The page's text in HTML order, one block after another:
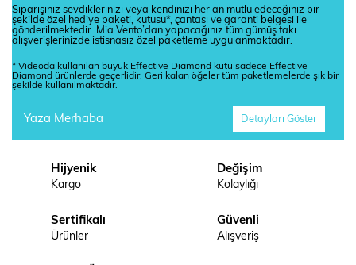
Siparişiniz sevdiklerinizi veya kendinizi her an mutlu edeceğiniz bir
şekilde özel hediye paketi, kutusu*, çantası ve garanti belgesi ile
gönderilmektedir. Mia Vento’dan yapacağınız tüm gümüş takı
alışverişlerinizde istisnasız özel paketleme uygulanmaktadır.
* Videoda kullanılan büyük Effective Diamond kutu sadece Effective
Diamond ürünlerde geçerlidir. Geri kalan öğeler tüm paketlemelerde şık bir
şekilde kullanılmaktadır.
Yaza Merhaba Detayları Göster
Hijyenik
Kargo
Değişim
Kolaylığı
Sertifikalı
Ürünler
Güvenli
Alışveriş